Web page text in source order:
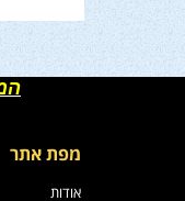
מפת אתר
אודות